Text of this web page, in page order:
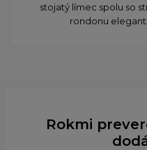
stojatý límec spolu so
rondonu
Rokmi